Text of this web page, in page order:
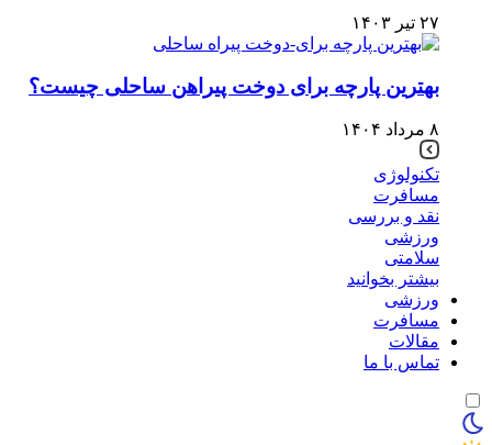
۲۷ تیر ۱۴۰۳
بهترین پارچه برای دوخت پیراهن ساحلی چیست؟
۸ مرداد ۱۴۰۴
تکنولوژی
مسافرت
نقد و بررسی
ورزشی
سلامتی
بیشتر بخوانید
ورزشی
مسافرت
مقالات
تماس با ما